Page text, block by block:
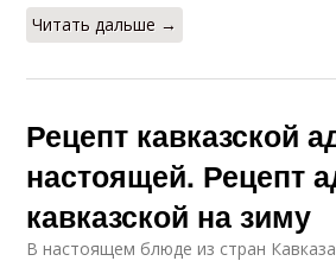
Читать дальше →
Рецепт кавказской
настоящей. Рецепт
кавказской на зиму
В настоящем блюде из стран